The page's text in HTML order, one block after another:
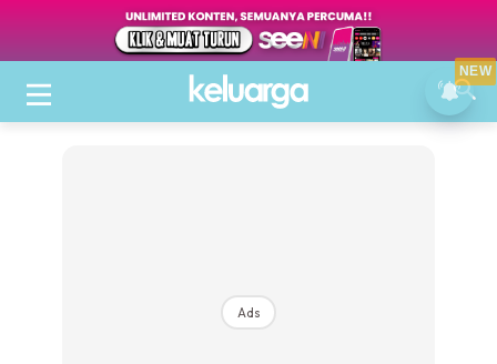
Ads
NEW